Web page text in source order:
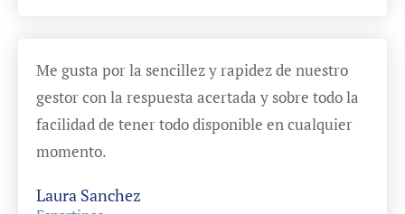
Me gusta por la sencillez y rapidez de nuestro
gestor con la respuesta acertada y sobre todo la
facilidad de tener todo disponible en cualquier
momento.
Laura Sanchez